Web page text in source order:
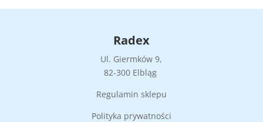
Radex
Ul. Giermków 9,
82-300 Elbląg
Regulamin sklepu
Polityka prywatności